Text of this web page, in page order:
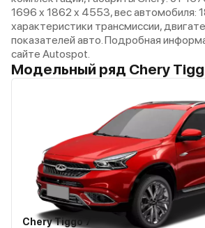
1696 x 1862 x 4553, вес автомобиля:
характеристики трансмиссии,
показателей авто. Подробная
сайте Autospot.
Модельный ряд Chery
Chery Tiggo 7